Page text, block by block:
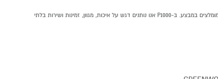
מפתח רטיטה דרייב 1/2 Greenworks 24V קונים אונליין בקטגוריית כלי עבודה כללי במחלקת כלי עבודה ותחזוקה בP1000 - אתר קניות ישראלי בטוח, משתלם ונוח המציע מוצרים מומלצים במבצע. ב-P1000 אנו נותנים דגש על איכות, מגוון, זמינות ושירות בלתי